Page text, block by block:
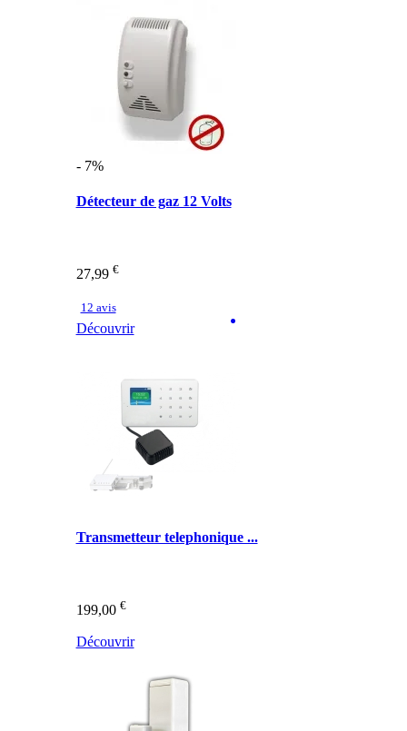
- 7%
Détecteur de gaz 12 Volts
27,99 €
12 avis
Découvrir
Transmetteur telephonique ...
199,00 €
Découvrir